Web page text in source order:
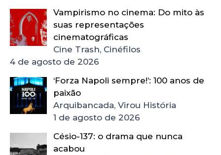
Vampirismo no cinema: Do mito às
suas representações
cinematográficas
Cine Trash, Cinéfilos
4 de agosto de 2026
‘Forza Napoli sempre!’: 100 anos de
paixão
Arquibancada, Virou História
1 de agosto de 2026
Césio-137: o drama que nunca
acabou